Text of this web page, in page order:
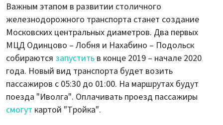
Важным этапом в развитии столичного
железнодорожного транспорта станет создание
Московских центральных диаметров. Два первых
МЦД Одинцово – Лобня и Нахабино – Подольск
собираются запустить в конце 2019 – начале 2020
года. Новый вид транспорта будет возить
пассажиров с 05:30 до 01:00. На маршрутах будут
поезда "Иволга". Оплачивать проезд пассажиры
смогут картой "Тройка".